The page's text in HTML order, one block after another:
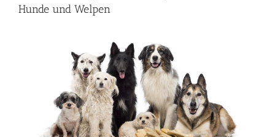
Hunde und Welpen